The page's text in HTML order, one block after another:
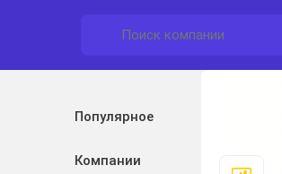
Популярное
Компании